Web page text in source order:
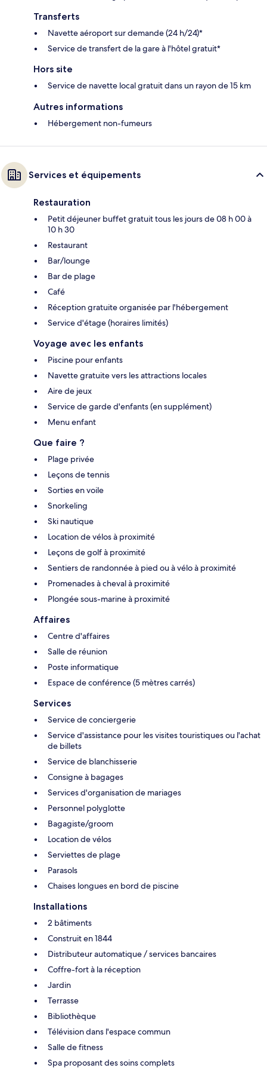
Transferts
Navette aéroport sur demande (24 h/24)*
Service de transfert de la gare à l'hôtel gratuit*
Hors site
Service de navette local gratuit dans un rayon de 15 km
Autres informations
Hébergement non-fumeurs
Services et équipements
Restauration
Petit déjeuner buffet gratuit tous les jours de 08 h 00 à
10 h 30
Restaurant
Bar/lounge
Bar de plage
Café
Réception gratuite organisée par l'hébergement
Service d'étage (horaires limités)
Voyage avec les enfants
Piscine pour enfants
Navette gratuite vers les attractions locales
Aire de jeux
Service de garde d'enfants (en supplément)
Menu enfant
Que faire ?
Plage privée
Leçons de tennis
Sorties en voile
Snorkeling
Ski nautique
Location de vélos à proximité
Leçons de golf à proximité
Sentiers de randonnée à pied ou à vélo à proximité
Promenades à cheval à proximité
Plongée sous-marine à proximité
Affaires
Centre d'affaires
Salle de réunion
Poste informatique
Espace de conférence (5 mètres carrés)
Services
Service de conciergerie
Service d'assistance pour les visites touristiques ou l'achat
de billets
Service de blanchisserie
Consigne à bagages
Services d'organisation de mariages
Personnel polyglotte
Bagagiste/groom
Location de vélos
Serviettes de plage
Parasols
Chaises longues en bord de piscine
Installations
2 bâtiments
Construit en 1844
Distributeur automatique / services bancaires
Coffre-fort à la réception
Jardin
Terrasse
Bibliothèque
Télévision dans l'espace commun
Salle de fitness
Spa proposant des soins complets